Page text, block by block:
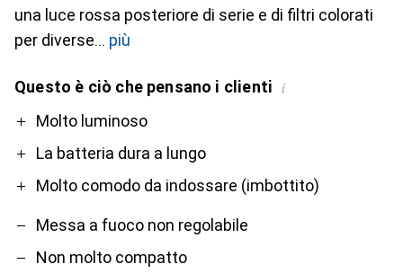
una luce rossa posteriore di serie e di filtri colorati
per diverse
più
Questo è ciò che pensano i clienti i
ProMolto luminoso
La batteria dura a lungo
Molto comodo da indossare (imbottito)
Contro
Messa a fuoco non regolabile
Non molto compatto